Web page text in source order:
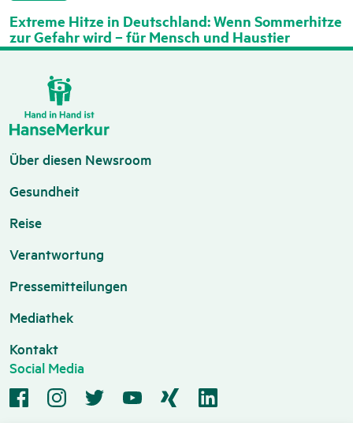
Extreme Hitze in Deutschland: Wenn Sommerhitze
zur Gefahr wird – für Mensch und Haustier
Über diesen Newsroom
Gesundheit
Reise
Verantwortung
Pressemitteilungen
Mediathek
Kontakt
Social Media